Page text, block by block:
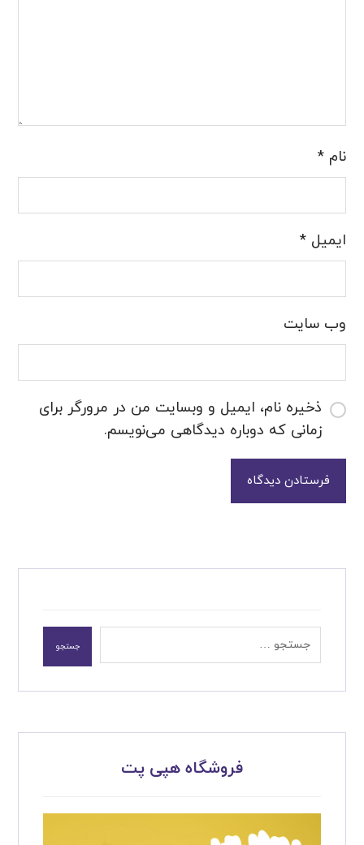
نام*
ایمیل*
وب‌ سایت
ذخیره نام، ایمیل و وبسایت من در مرورگر برای
زمانی که دوباره دیدگاهی می‌نویسم.
فرستادن دیدگاه
جستجو
فروشگاه هپی پت